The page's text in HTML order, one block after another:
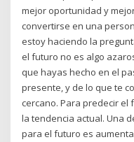
mejor oportunidad y
convertirse en una
estoy haciendo la
el futuro no es algo
que hayas hecho en el
presente, y de lo que te
cercano. Para predecir el
la tendencia actual. Una
para el futuro es